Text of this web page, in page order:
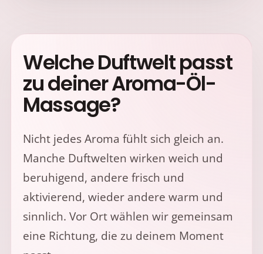
Welche Duftwelt passt
zu deiner Aroma-Öl-
Massage?
Nicht jedes Aroma fühlt sich gleich an.
Manche Duftwelten wirken weich und
beruhigend, andere frisch und
aktivierend, wieder andere warm und
sinnlich. Vor Ort wählen wir gemeinsam
eine Richtung, die zu deinem Moment